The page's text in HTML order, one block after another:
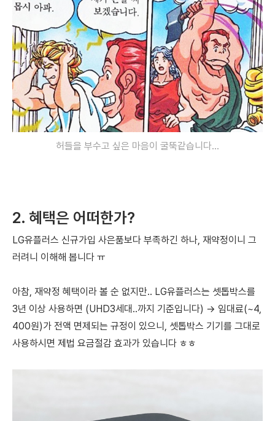
허들을 부수고 싶은 마음이 굴뚝같습니다...
2. 혜택은 어떠한가?
LG유플러스 신규가입 사은품보다 부족하긴 하나, 재약정이니 그
러려니 이해해 봅니다 ㅠ
아참, 재약정 혜택이라 볼 순 없지만.. LG유플러스는 셋톱박스를
3년 이상 사용하면 (UHD3세대..까지 기준입니다) → 임대료(~4,
400원)가 전액 면제되는 규정이 있으니, 셋톱박스 기기를 그대로
사용하시면 제법 요금절감 효과가 있습니다 ㅎㅎ